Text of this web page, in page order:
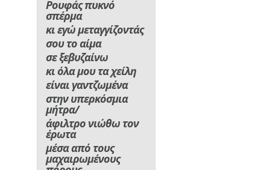
Ρουφάς πυκνό
σπέρμα
κι εγώ μεταγγίζοντάς
σου το αίμα
σε ξεβυζαίνω
κι όλα μου τα χείλη
είναι γαντζωμένα
στην υπερκόσμια
μήτρα/
άφιλτρο νιώθω τον
έρωτα
μέσα από τους
μαχαιρωμένους